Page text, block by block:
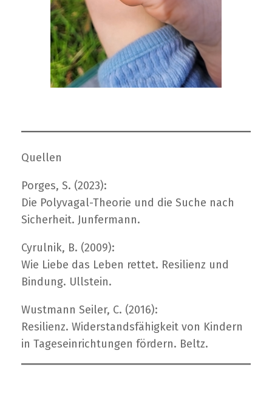
Quellen
Porges, S. (2023):
Die Polyvagal-Theorie und die Suche nach
Sicherheit. Junfermann.
Cyrulnik, B. (2009):
Wie Liebe das Leben rettet. Resilienz und
Bindung. Ullstein.
Wustmann Seiler, C. (2016):
Resilienz. Widerstandsfähigkeit von Kindern
in Tageseinrichtungen fördern. Beltz.